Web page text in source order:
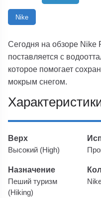
Nike
Сегодня на обзоре Nike
поставляется с
которое помогает
мокрым снегом.
Верх
Высокий (High)
Назначение
Пеший туризм
(Hiking)